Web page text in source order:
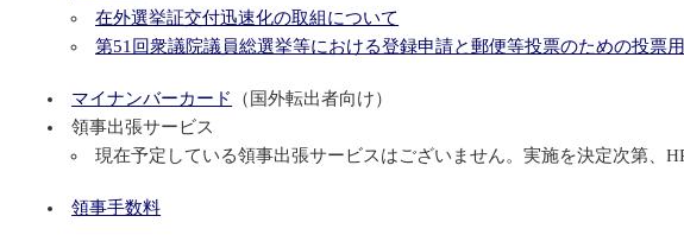
在外選挙証交付迅速化の取組について
第51回衆議院議員総選挙等における登録申請と郵便等投票のための投票
マイナンバーカード
（国外転出者向け）
領事出張サービス
現在予定している領事出張サービスはございません。実施を決定次第、
領事手数料